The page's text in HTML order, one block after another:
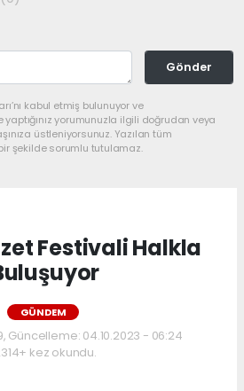
Gönder
kabul etmiş bulunuyor ve
yorumunuzla ilgili doğrudan veya
üstleniyorsunuz. Yazılan tüm
şekilde sorumlu tutulamaz.
Festivali Halkla
GÜNDEM
Güncelleme: 04.10.2023 - 06:24
kez okundu.